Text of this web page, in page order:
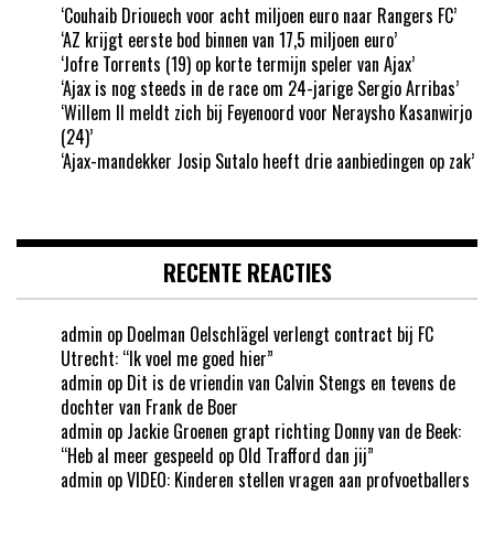
‘Couhaib Driouech voor acht miljoen euro naar Rangers FC’
‘AZ krijgt eerste bod binnen van 17,5 miljoen euro’
‘Jofre Torrents (19) op korte termijn speler van Ajax’
‘Ajax is nog steeds in de race om 24-jarige Sergio Arribas’
‘Willem II meldt zich bij Feyenoord voor Neraysho Kasanwirjo
(24)’
‘Ajax-mandekker Josip Sutalo heeft drie aanbiedingen op zak’
RECENTE REACTIES
admin op Doelman Oelschlägel verlengt contract bij FC
Utrecht: “Ik voel me goed hier”
admin op Dit is de vriendin van Calvin Stengs en tevens de
dochter van Frank de Boer
admin op Jackie Groenen grapt richting Donny van de Beek:
“Heb al meer gespeeld op Old Trafford dan jij”
admin opVIDEO: Kinderen stellen vragen aan profvoetballers